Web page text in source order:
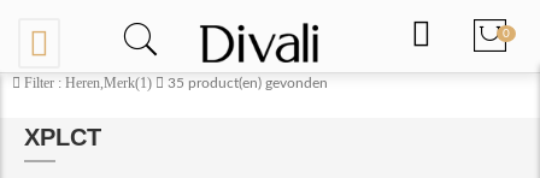
0
Filter : Heren,Merk(1) 35 product(en) gevonden
XPLCT